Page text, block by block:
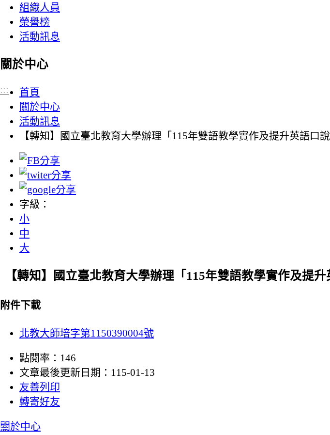
組織人員
榮譽榜
活動訊息
關於中心
:::
首頁
關於中心
活動訊息
【轉知】國立臺北教育大學辦理「115年雙語教學實作及提升英語口
字級：
小
中
大
【轉知】國立臺北教育大學辦理「115年雙語教學實作及提
附件下載
北教大師培字第1150390004號
點閱率：146
文章最後更新日期：115-01-13
友善列印
轉寄好友
:::
關於中心